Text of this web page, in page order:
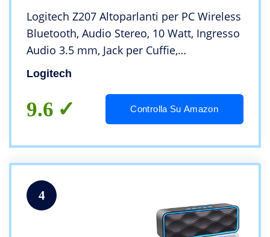
Logitech Z207 Altoparlanti per PC Wireless
Bluetooth, Audio Stereo, 10 Watt, Ingresso
Audio 3.5 mm, Jack per Cuffie,
Multidispositivo, Easy Switch, Presa EU,
‎PC/TV/Smartphone/Tablet, Nero
Logitech
9.6 Controlla Su Amazon
4